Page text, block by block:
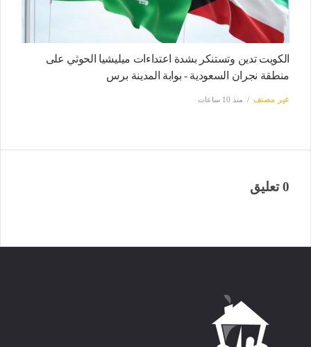
الكويت تدين وتستنكر بشدة اعتداءات ميليشيا الحوثي على
منطقة نجران السعودية - بوابة المدينة برس
غير مصنف منذ 10 ساعات
0 تعليق